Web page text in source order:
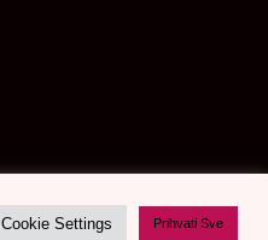
Cookie Settings Prihvati Sve